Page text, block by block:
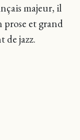
majeur, il
prose et grand
de jazz.